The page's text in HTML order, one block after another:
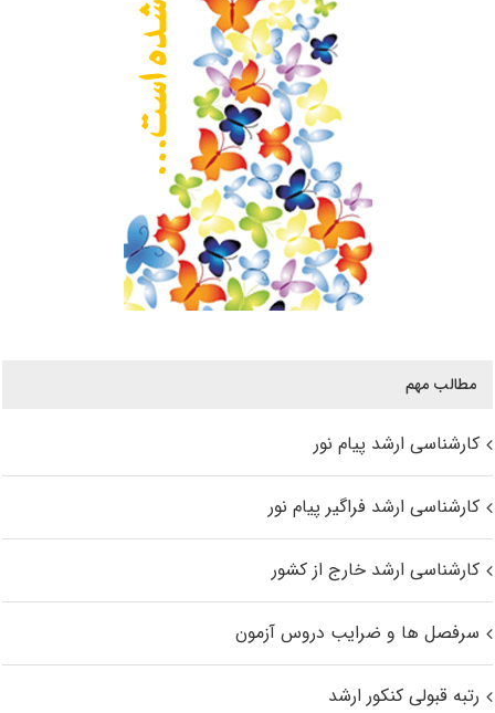
مطالب مهم
کارشناسی ارشد پیام نور
کارشناسی ارشد فراگیر پیام نور
کارشناسی ارشد خارج از کشور
سرفصل ها و ضرایب دروس آزمون
رتبه قبولی کنکور ارشد